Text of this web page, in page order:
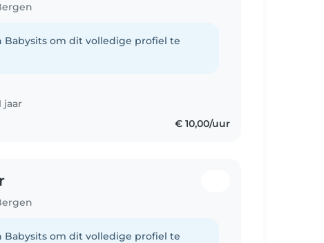
Babysits om dit volledige profiel te
jaar
€ 10,00/uur
Babysits om dit volledige profiel te